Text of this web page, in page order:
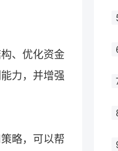
、优化资金
力，并增强
略，可以帮